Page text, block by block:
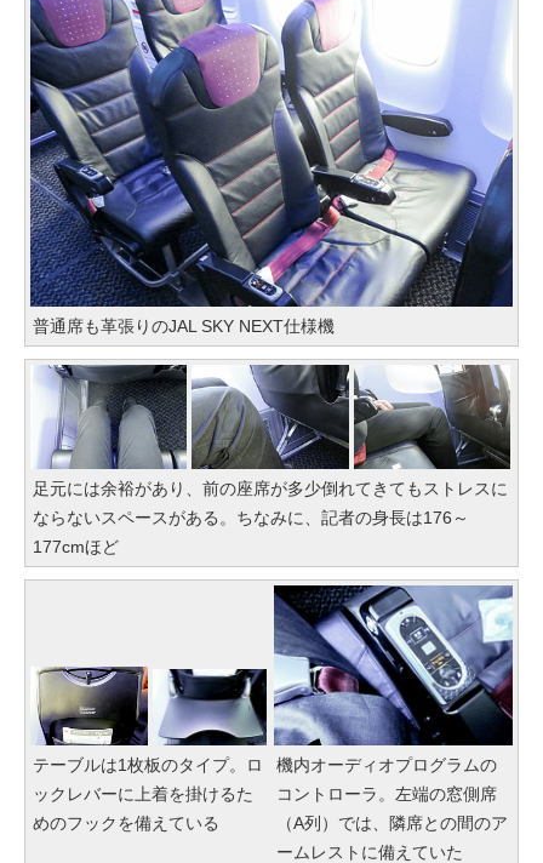
普通席も革張りのJAL SKY NEXT仕様機
足元には余裕があり、前の座席が多少倒れてきてもストレスに
ならないスペースがある。ちなみに、記者の身長は176～
177cmほど
テーブルは1枚板のタイプ。ロ
ックレバーに上着を掛けるた
めのフックを備えている
機内オーディオプログラムの
コントローラ。左端の窓側席
（A列）では、隣席との間のア
ームレストに備えていた